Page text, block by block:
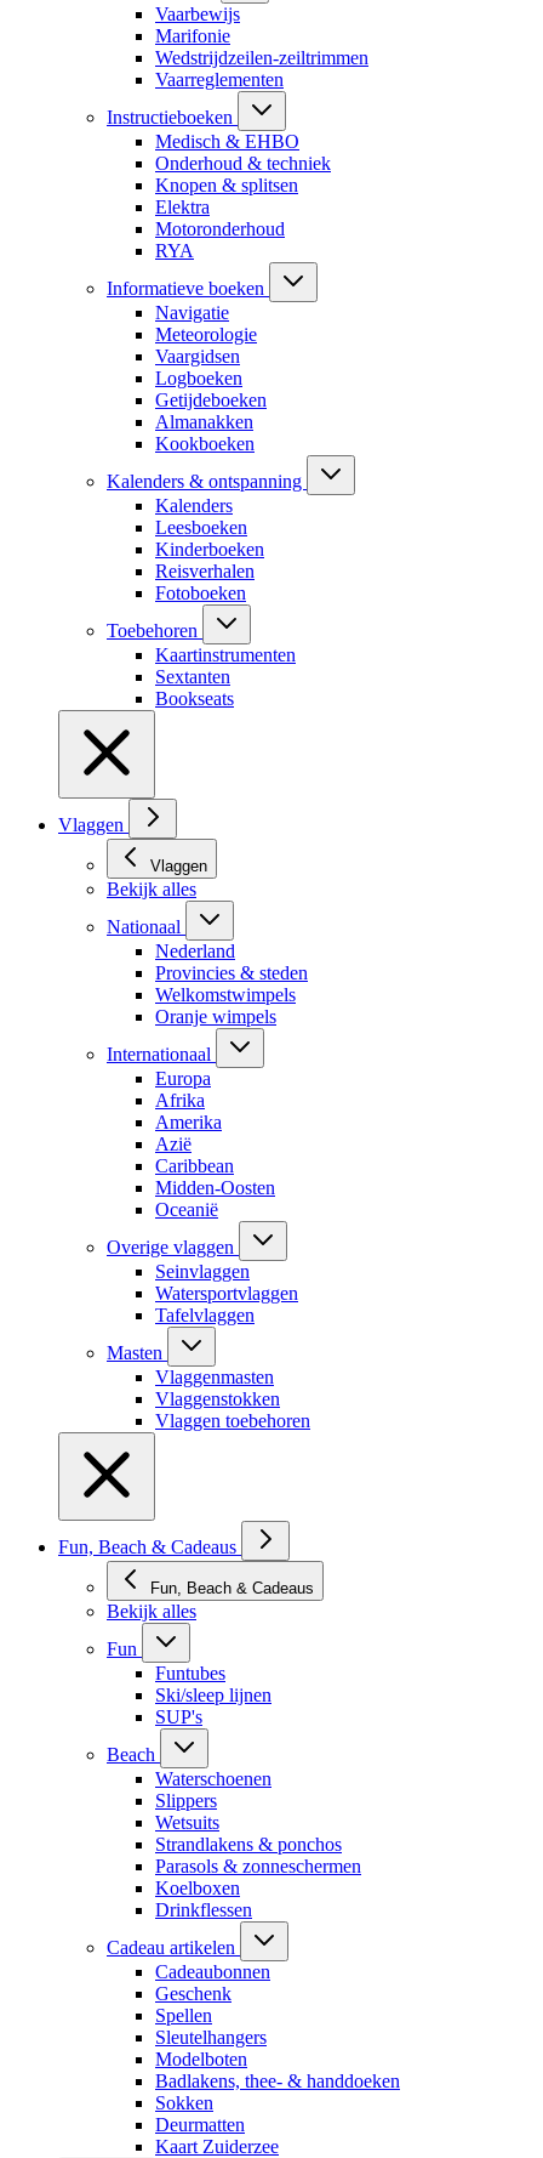
Vaarbewijs
Marifonie
Wedstrijdzeilen-zeiltrimmen
Vaarreglementen
Instructieboeken
Medisch & EHBO
Onderhoud & techniek
Knopen & splitsen
Elektra
Motoronderhoud
RYA
Informatieve boeken
Navigatie
Meteorologie
Vaargidsen
Logboeken
Getijdeboeken
Almanakken
Kookboeken
Kalenders & ontspanning
Kalenders
Leesboeken
Kinderboeken
Reisverhalen
Fotoboeken
Toebehoren
Kaartinstrumenten
Sextanten
Bookseats
Vlaggen
Vlaggen
Bekijk alles
Nationaal
Nederland
Provincies & steden
Welkomstwimpels
Oranje wimpels
Internationaal
Europa
Afrika
Amerika
Azië
Caribbean
Midden-Oosten
Oceanië
Overige vlaggen
Seinvlaggen
Watersportvlaggen
Tafelvlaggen
Masten
Vlaggenmasten
Vlaggenstokken
Vlaggen toebehoren
Fun, Beach & Cadeaus
Fun, Beach & Cadeaus
Bekijk alles
Fun
Funtubes
Ski/sleep lijnen
SUP's
Beach
Waterschoenen
Slippers
Wetsuits
Strandlakens & ponchos
Parasols & zonneschermen
Koelboxen
Drinkflessen
Cadeau artikelen
Cadeaubonnen
Geschenk
Spellen
Sleutelhangers
Modelboten
Badlakens, thee- & handdoeken
Sokken
Deurmatten
Kaart Zuiderzee